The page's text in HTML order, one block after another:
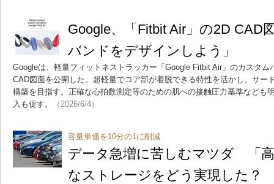
Google、「Fitbit Air」の2D
バンドをデザインしよう」
Googleは、軽量フィットネストラッカー「Google Fitbit Air」のカスタム
CAD図面を公開した。超軽量でコア部が着脱できる特性を活かし、サー
構築を目指す。正確な心拍数測定等のための肌への接触圧力基準なども
入も促す。
（2026/6/4）
容量単価を10分の1に削減
データ急増に苦しむマツダ 「
なストレージをどう実現した？